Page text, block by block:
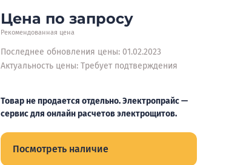
Цена по запросу
Рекомендованная цена
Последнее обновления цены: 01.02.2023
Актуальность цены: Требует подтверждения
Товар не продается отдельно. Электропрайс —
сервис для онлайн расчетов электрощитов.
Посмотреть наличие